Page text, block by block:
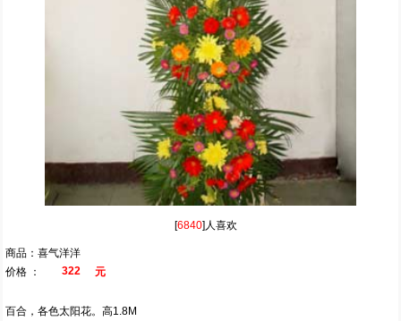
[6840]人喜欢
商品：喜气洋洋
价格 ：
322 元
百合，各色太阳花。高1.8M